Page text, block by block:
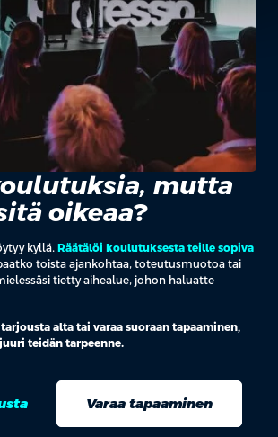
mutta
oikeaa?
kyllä. Räätälöi koulutuksesta teille sopiva
toista ajankohtaa, toteutusmuotoa tai
tietty aihealue, johon haluatte
alta tai varaa suoraan tapaaminen,
teidän tarpeenne.
Varaa tapaaminen